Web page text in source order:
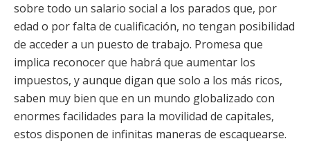
sobre todo un salario social a los parados que, por
edad o por falta de cualificación, no tengan posibilidad
de acceder a un puesto de trabajo. Promesa que
implica reconocer que habrá que aumentar los
impuestos, y aunque digan que solo a los más ricos,
saben muy bien que en un mundo globalizado con
enormes facilidades para la movilidad de capitales,
estos disponen de infinitas maneras de escaquearse.